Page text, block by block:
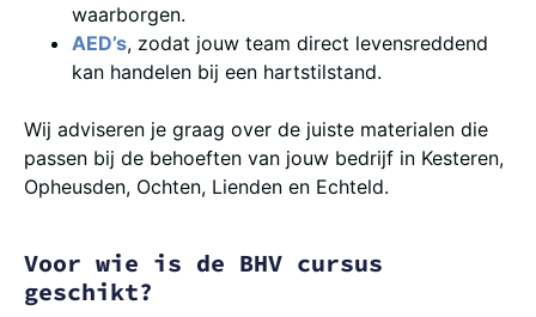
waarborgen.
AED’s, zodat jouw team direct levensreddend
kan handelen bij een hartstilstand.
Wij adviseren je graag over de juiste materialen die
passen bij de behoeften van jouw bedrijf in Kesteren,
Opheusden, Ochten, Lienden en Echteld.
Voor wie is de BHV cursus
geschikt?